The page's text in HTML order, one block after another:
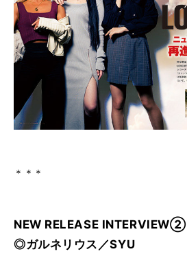
＊＊＊
NEW RELEASE INTERVIEW②
◎ガルネリウス／SYU